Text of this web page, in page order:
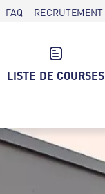
FAQ RECRUTEMENT
LISTE DE COURSES